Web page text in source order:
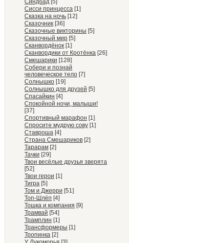
Синдбад [5]
Сисси принцесса [1]
Сказка на ночь [12]
Сказочник [36]
Сказочные викторины [5]
Сказочный мир [5]
Сканвордёнок [1]
Сканвордики от Кротёнка [26]
Смешарики [128]
Собери и познай
человеческое тело [7]
Солнышко [19]
Солнышко для друзей [5]
Спасайкин [4]
Спокойной ночи, малыши!
[37]
Спортивный марафон [1]
Спросите мудрую сову [1]
Ставроша [4]
Страна Смешариков [2]
Тарарам [2]
Тачки [29]
Твои весёлые друзья зверята
[52]
Твои герои [1]
Тигра [5]
Том и Джерри [51]
Топ-Шлёп [4]
Тошка и компания [9]
Трамвай [54]
Трамплин [1]
Трансформеры [1]
Тропинка [2]